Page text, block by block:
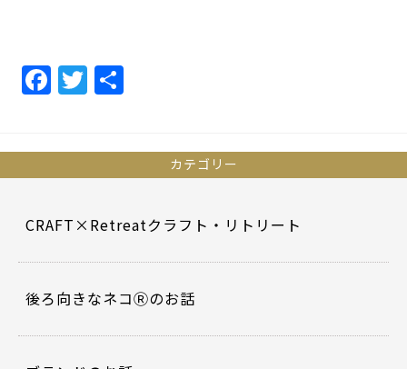
F
a
e
o
o
k
T
w
er カテゴリー
CRAFT×Retreatクラフト・リトリート
後ろ向きなネコⓇのお話